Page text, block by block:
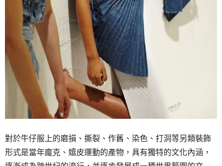
對於牛仔服上的磨損、撕裂、作舊、染色、打洞等另類裝飾
形式是當年龐克、嬉皮運動的產物，具有獨特的文化內涵，